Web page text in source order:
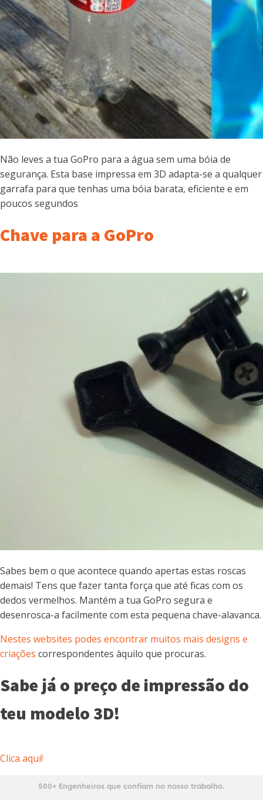
Não leves a tua GoPro para a água sem uma bóia de
segurança. Esta base impressa em 3D adapta-se a qualquer
garrafa para que tenhas uma bóia barata, eficiente e em
poucos segundos
Chave para a GoPro
Sabes bem o que acontece quando apertas estas roscas
demais! Tens que fazer tanta força que até ficas com os
dedos vermelhos. Mantém a tua GoPro segura e
desenrosca-a facilmente com esta pequena chave-alavanca.
Nestes websites podes encontrar muitos mais designs e
criações correspondentes àquilo que procuras.
Sabe já o preço de impressão do
teu modelo 3D!
Clica aqui!
500+ Engenheiros que confiam no nosso trabalho.